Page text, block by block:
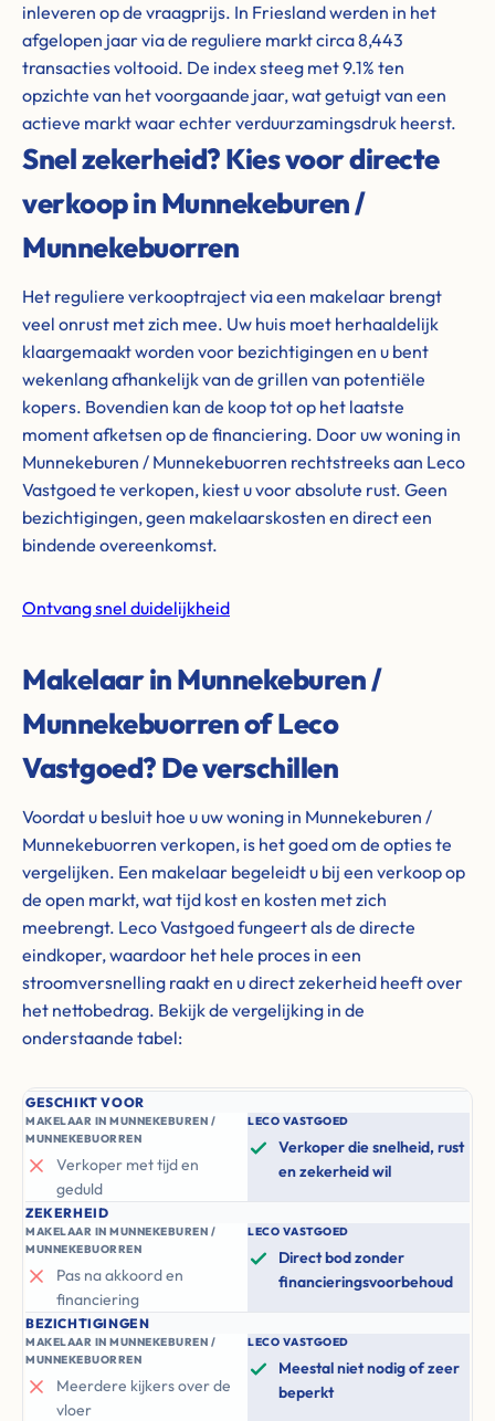
inleveren op de vraagprijs. In Friesland werden in het
afgelopen jaar via de reguliere markt circa 8,443
transacties voltooid. De index steeg met 9.1% ten
opzichte van het voorgaande jaar, wat getuigt van een
actieve markt waar echter verduurzamingsdruk heerst.
Snel zekerheid? Kies voor directe
verkoop in Munnekeburen /
Munnekebuorren
Het reguliere verkooptraject via een makelaar brengt
veel onrust met zich mee. Uw huis moet herhaaldelijk
klaargemaakt worden voor bezichtigingen en u bent
wekenlang afhankelijk van de grillen van potentiële
kopers. Bovendien kan de koop tot op het laatste
moment afketsen op de financiering. Door uw woning in
Munnekeburen / Munnekebuorren rechtstreeks aan Leco
Vastgoed te verkopen, kiest u voor absolute rust. Geen
bezichtigingen, geen makelaarskosten en direct een
bindende overeenkomst.
Ontvang snel duidelijkheid
Makelaar in Munnekeburen /
Munnekebuorren of Leco
Vastgoed? De verschillen
Voordat u besluit hoe u uw woning in Munnekeburen /
Munnekebuorren verkopen, is het goed om de opties te
vergelijken. Een makelaar begeleidt u bij een verkoop op
de open markt, wat tijd kost en kosten met zich
meebrengt. Leco Vastgoed fungeert als de directe
eindkoper, waardoor het hele proces in een
stroomversnelling raakt en u direct zekerheid heeft over
het nettobedrag. Bekijk de vergelijking in de
onderstaande tabel:
GESCHIKT VOOR
MAKELAAR IN MUNNEKEBUREN /
MUNNEKEBUORREN
Verkoper met tijd en
geduld
LECO VASTGOED
Verkoper die snelheid, rust
en zekerheid wil
ZEKERHEID
MAKELAAR IN MUNNEKEBUREN /
MUNNEKEBUORREN
Pas na akkoord en
financiering
LECO VASTGOED
Direct bod zonder
financieringsvoorbehoud
BEZICHTIGINGEN
MAKELAAR IN MUNNEKEBUREN /
MUNNEKEBUORREN
Meerdere kijkers over de
vloer
LECO VASTGOED
Meestal niet nodig of zeer
beperkt